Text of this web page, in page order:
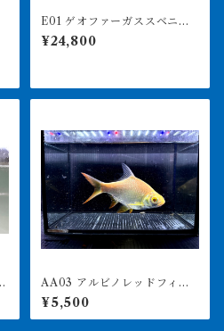
E01 ゲオファーガススベニ 2
4-26㎝前後 大きめ
¥24,800
AA03 アルビノレッドフィン
バルブ 15-18㎝前後 写真は
同ロット
¥5,500